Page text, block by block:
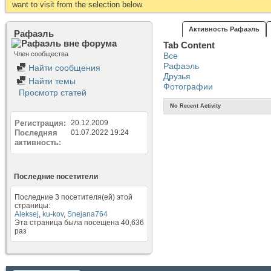
want to visit from the selection below.
Рафаэль
Член сообщества
Найти сообщения
Найти темы
Просмотр статей
Регистрация 20.12.2009
Последняя
активность
01.07.2022 19:24
Последние посетители
Последние 3 посетителя(ей) этой
страницы:
Aleksej, ku-kov, Snejana764
Эта страница была посещена 40,636
раз
Активность Рафаэль
Tab Content
Все
Рафаэль
Друзья
Фотографии
No Recent Activity